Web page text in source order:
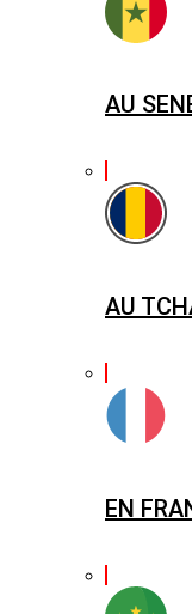
AU
AU
EN